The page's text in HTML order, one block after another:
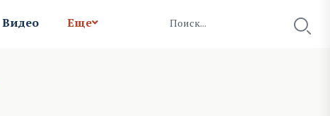
Видео Еще